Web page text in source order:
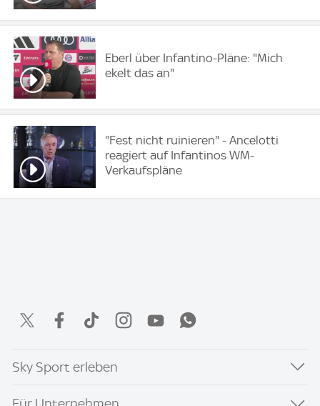
Eberl über Infantino-Pläne: "Mich
ekelt das an"
"Fest nicht ruinieren" - Ancelotti
reagiert auf Infantinos WM-
Verkaufspläne
Sky Sport erleben